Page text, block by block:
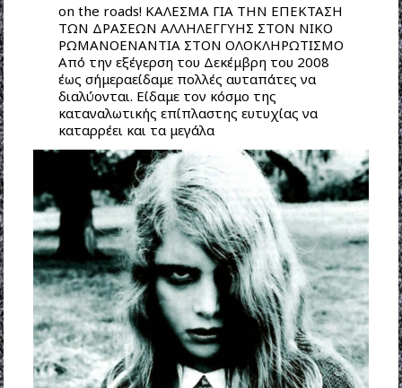
on the roads! ΚΑΛΕΣΜΑ ΓΙΑ ΤΗΝ ΕΠΕΚΤΑΣΗ
ΤΩΝ ΔΡΑΣΕΩΝ ΑΛΛΗΛΕΓΓΥΗΣ ΣΤΟΝ ΝΙΚΟ
ΡΩΜΑΝΟΕΝΑΝΤΙΑ ΣΤΟΝ ΟΛΟΚΛΗΡΩΤΙΣΜΟ
Aπό την εξέγερση του Δεκέμβρη του 2008
έως σήμεραείδαμε πολλές αυταπάτες να
διαλύονται. Είδαμε τον κόσμο της
καταναλωτικής επίπλαστης ευτυχίας να
καταρρέει και τα μεγάλα